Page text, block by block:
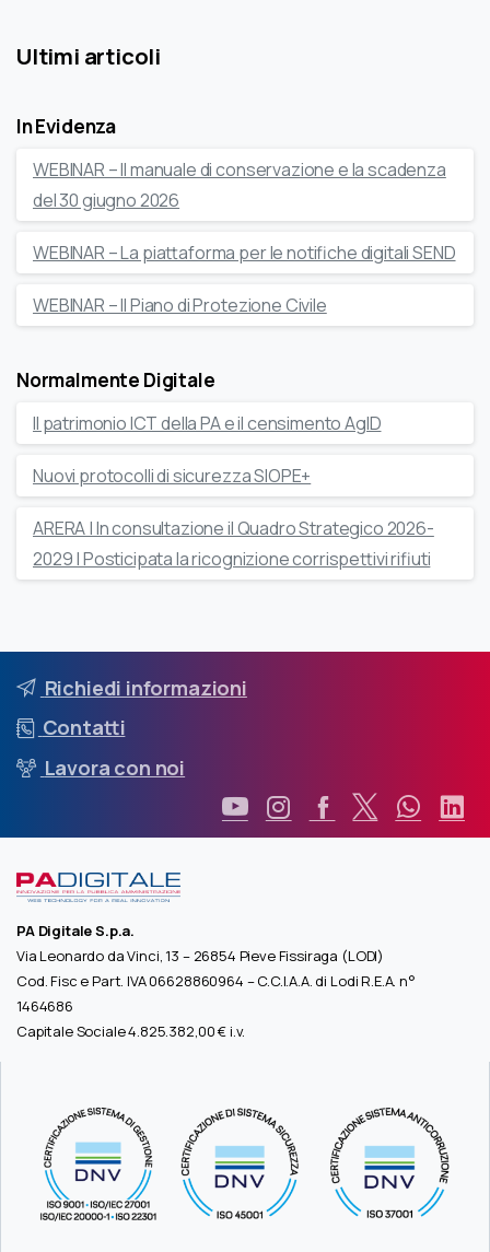
Ultimi articoli
In Evidenza
WEBINAR – Il manuale di conservazione e la scadenza
del 30 giugno 2026
WEBINAR – La piattaforma per le notifiche digitali SEND
WEBINAR – Il Piano di Protezione Civile
Normalmente Digitale
Il patrimonio ICT della PA e il censimento AgID
Nuovi protocolli di sicurezza SIOPE+
ARERA | In consultazione il Quadro Strategico 2026-
2029 | Posticipata la ricognizione corrispettivi rifiuti
Richiedi informazioni
Contatti
Lavora con noi
PA Digitale S.p.a.
Via Leonardo da Vinci, 13 – 26854 Pieve Fissiraga (LODI)
Cod. Fisc e Part. IVA 06628860964 – C.C.I.A.A. di Lodi R.E.A. n°
1464686
Capitale Sociale 4.825.382,00 € i.v.